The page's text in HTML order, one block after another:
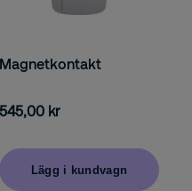
Magnetkontakt
545,00 kr
Lägg i kundvagn